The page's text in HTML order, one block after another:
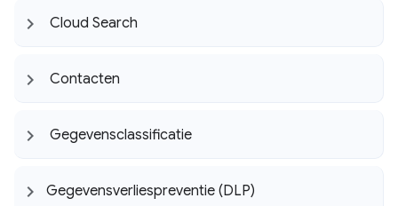
Cloud Search
Contacten
Gegevensclassificatie
Gegevensverliespreventie (DLP)